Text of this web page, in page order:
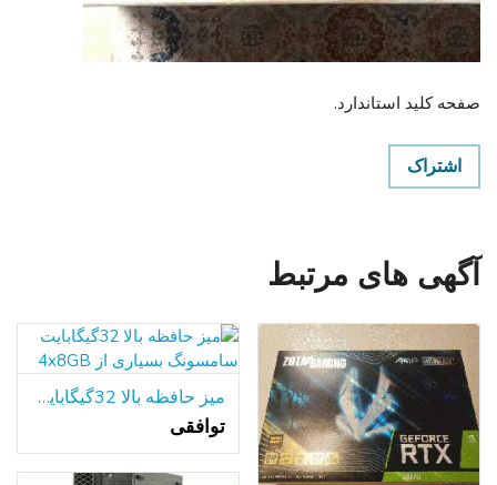
صفحه کلید استاندارد.
اشتراک
آگهی های مرتبط
میز حافظه بالا 32گیگابایت سامسونگ بسیاری از 4x8GB
توافقی